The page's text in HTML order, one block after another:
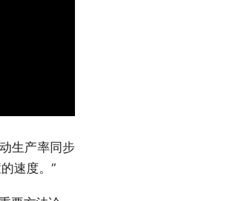
生产率同步
速度。”